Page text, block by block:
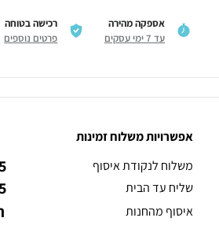
אספקה מהירה
עד 7 ימי עסקים
רכישה בטוחה
פרטים נוספים
אפשרויות משלוח זמינות
משלוח לנקודת איסוף
שליח עד הבית
איסוף מהחנות